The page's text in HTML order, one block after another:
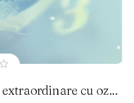
cu ozon